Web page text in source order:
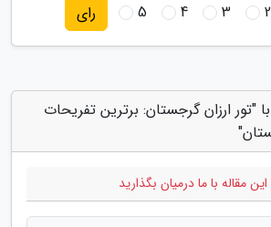
2
3
4
5 رای
"تور ارزان گرجستان: برترین تفریحات
مقاله با ما درمیان بگذارید